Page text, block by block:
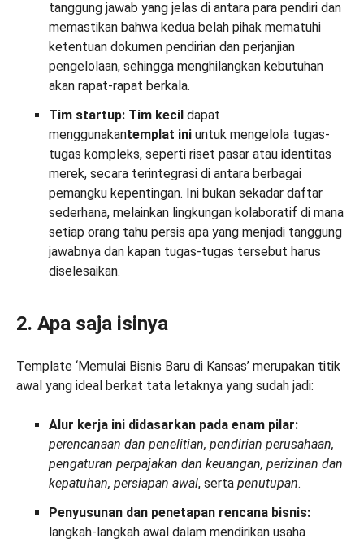
tanggung jawab yang jelas di antara para pendiri dan
memastikan bahwa kedua belah pihak mematuhi
ketentuan dokumen pendirian dan perjanjian
pengelolaan, sehingga menghilangkan kebutuhan
akan rapat-rapat berkala.
Tim startup: Tim kecil dapat
menggunakantemplat ini untuk mengelola tugas-
tugas kompleks, seperti riset pasar atau identitas
merek, secara terintegrasi di antara berbagai
pemangku kepentingan. Ini bukan sekadar daftar
sederhana, melainkan lingkungan kolaboratif di mana
setiap orang tahu persis apa yang menjadi tanggung
jawabnya dan kapan tugas-tugas tersebut harus
diselesaikan.
2. Apa saja isinya
Template ‘Memulai Bisnis Baru di Kansas’ merupakan titik
awal yang ideal berkat tata letaknya yang sudah jadi:
Alur kerja ini didasarkan pada enam pilar:
perencanaan dan penelitian, pendirian perusahaan,
pengaturan perpajakan dan keuangan, perizinan dan
kepatuhan, persiapan awal, serta penutupan.
Penyusunan dan penetapan rencana bisnis:
langkah-langkah awal dalam mendirikan usaha